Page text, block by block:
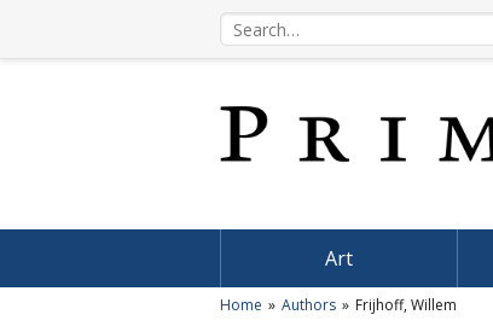
Art
Home Authors Frijhoff, Willem